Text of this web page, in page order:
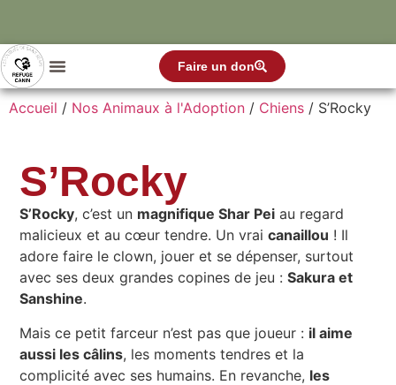
Faire un don
Accueil / Nos Animaux à l'Adoption / Chiens / S’Rocky
S’Rocky
S’Rocky, c’est un magnifique Shar Pei au regard
malicieux et au cœur tendre. Un vraicanaillou ! Il
adore faire le clown, jouer et se dépenser, surtout
avec ses deux grandes copines de jeu :Sakura et
Sanshine.
Mais ce petit farceur n’est pas que joueur : il aime
aussi les câlins, les moments tendres et la
complicité avec ses humains. En revanche, les